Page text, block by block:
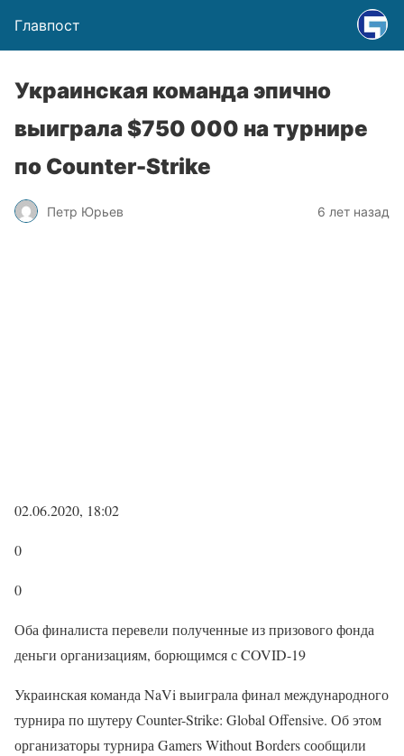
Главпост
Украинская команда эпично
выиграла $750 000 на турнире
по Counter-Strike
Петр Юрьев 6 лет назад
02.06.2020, 18:02
0
0
Оба финалиста перевели полученные из призового фонда
деньги организациям, борющимся с COVID-19
Украинская команда NaVi выиграла финал международного
турнира по шутеру Counter-Strike: Global Offensive. Об этом
организаторы турнира Gamers Without Borders сообщили